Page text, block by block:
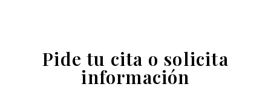
Pide tu cita o solicita
información